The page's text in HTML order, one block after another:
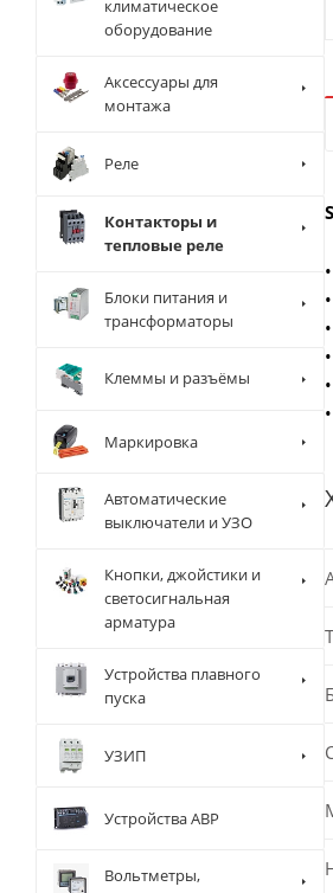
климатическое
оборудование
Аксессуары для
монтажа
Реле
Контакторы и
тепловые реле
Блоки питания и
трансформаторы
Клеммы и разъёмы
Маркировка
Автоматические
выключатели и УЗО
Кнопки, джойстики и
светосигнальная
арматура
Устройства плавного
пуска
УЗИП
Устройства АВР
Вольтметры,